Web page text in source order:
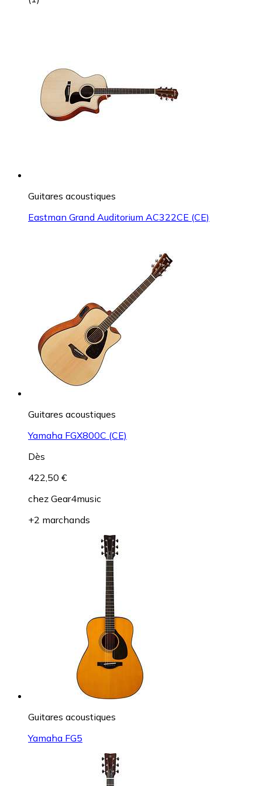
Guitares acoustiques
Eastman Grand Auditorium AC322CE (CE)
Guitares acoustiques
Yamaha FGX800C (CE)
Dès
422,50 €
chez Gear4music
+2 marchands
Guitares acoustiques
Yamaha FG5